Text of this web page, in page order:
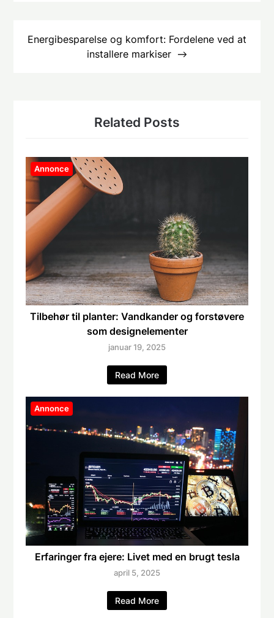
Energibesparelse og komfort: Fordelene ved at
installere markiser
Related Posts
Annonce
Tilbehør til planter: Vandkander og forstøvere
som designelementer
januar 19, 2025
Read More
Annonce
Erfaringer fra ejere: Livet med en brugt tesla
april 5, 2025
Read More